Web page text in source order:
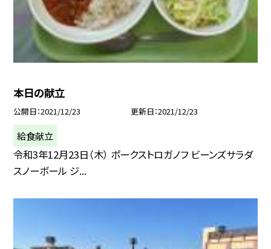
本日の献立
公開日 2021/12/23 更新日 2021/12/23
給食献立
令和3年12月23日（木） ポークストロガノフ ビーンズサラダ
スノーボール ジ...